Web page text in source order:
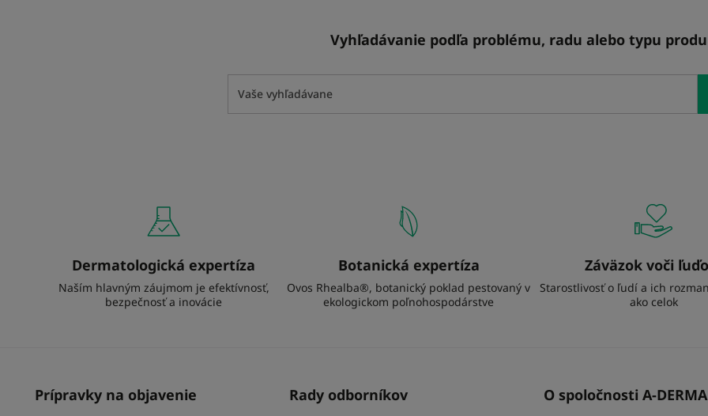
Vyhľadávanie podľa problému, radu alebo typu
Dermatologická expertíza
Naším hlavným záujmom je efektívnosť,
bezpečnosť a inovácie
Botanická expertíza
Ovos Rhealba®, botanický poklad pestovaný v
ekologickom poľnohospodárstve
Záväzok voči
Starostlivosť o ľudí a ich
ako celok
Prípravky na objavenie Rady odborníkov O spoločnosti A-DERMA